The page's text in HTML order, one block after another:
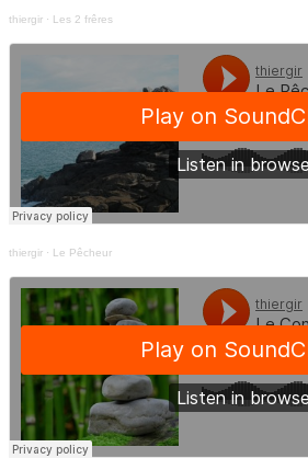
thiergir · Les 2 frêres
thiergir · Le Pêcheur